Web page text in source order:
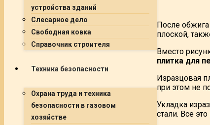
устройства зданий
Слесарное дело
Свободная ковка
Справочник строителя
Техника безопасности
Охрана труда и техника
безопасности в газовом
хозяйстве
После обжига
плоской,
Вместо
плитка для
Изразцовая
при этом не
Укладка
стали. Все